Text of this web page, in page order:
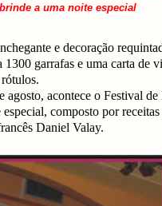
a uma noite especial
e decoração
1300 garrafas e uma carta de
agosto, acontece o Festival
composto por
Daniel Valay.